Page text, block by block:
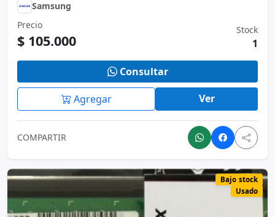
COMPARTIR
Bajo stock
Usado